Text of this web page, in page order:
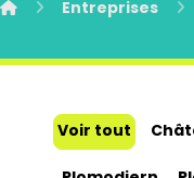
Entreprises
Voir tout